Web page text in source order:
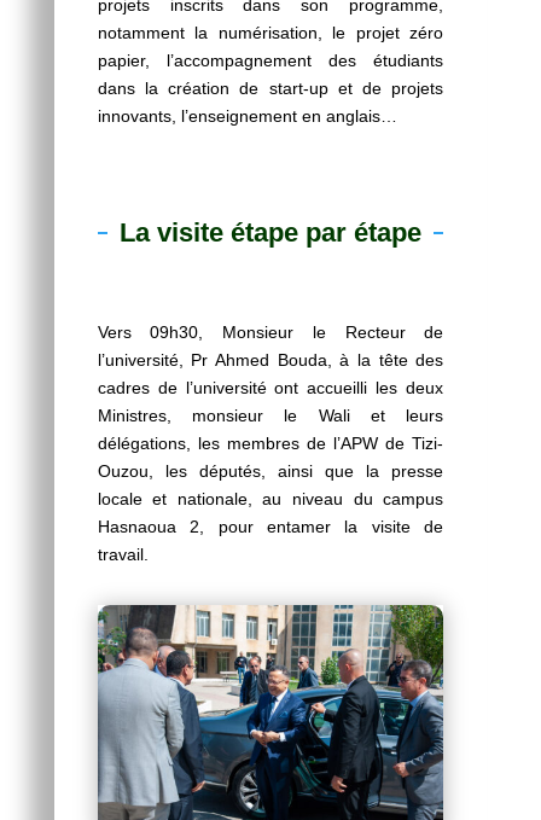
projets inscrits dans son programme,
notamment la numérisation, le projet zéro
papier, l’accompagnement des étudiants
dans la création de start-up et de projets
innovants, l’enseignement en anglais…
La visite étape par étape
Vers 09h30, Monsieur le Recteur de
l’université, Pr Ahmed Bouda, à la tête des
cadres de l’université ont accueilli les deux
Ministres, monsieur le Wali et leurs
délégations, les membres de l’APW de Tizi-
Ouzou, les députés, ainsi que la presse
locale et nationale, au niveau du campus
Hasnaoua 2, pour entamer la visite de
travail.